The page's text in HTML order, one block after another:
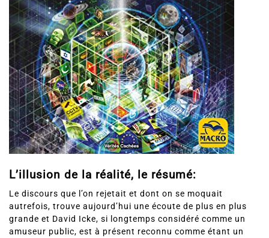
L’illusion de la réalité, le résumé:
Le discours que l’on rejetait et dont on se moquait
autrefois, trouve aujourd’hui une écoute de plus en plus
grande et David Icke, si longtemps considéré comme un
amuseur public, est à présent reconnu comme étant un